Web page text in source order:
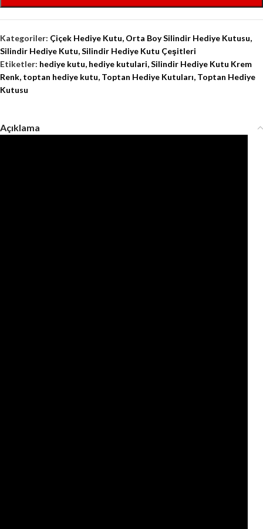
Kategoriler: Çiçek Hediye Kutu, Orta Boy Silindir Hediye Kutusu,
Silindir Hediye Kutu,Silindir Hediye Kutu Çeşitleri
Etiketler: hediye kutu, hediye kutulari,Silindir Hediye Kutu Krem
Renk, toptan hediye kutu, Toptan Hediye Kutuları, Toptan Hediye
Kutusu
Açıklama